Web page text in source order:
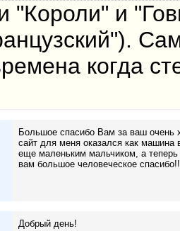
"Короли" и
когда
Большое спасибо Вам за ваш
сайт для меня оказался как
еще маленьким мальчиком, а
вам большое человеческое
Добрый день!